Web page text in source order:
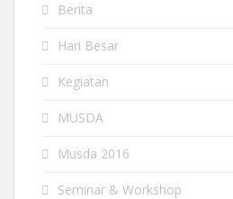
Berita
Hari Besar
Kegiatan
MUSDA
Musda 2016
Seminar & Workshop